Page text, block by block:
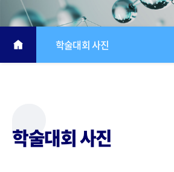
학술대회 사진
학술대회 사진